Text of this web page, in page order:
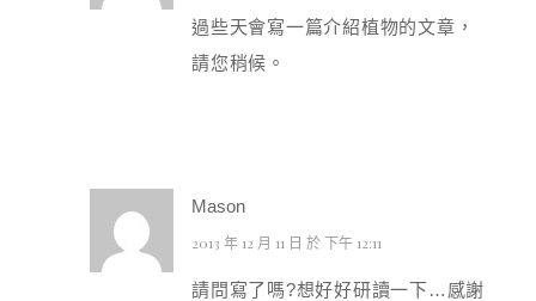
過些天會寫一篇介紹植物的文章，
請您稍候。
Mason
2013 年 12 月 11 日 於 下午 12:11
請問寫了嗎?想好好研讀一下…感謝